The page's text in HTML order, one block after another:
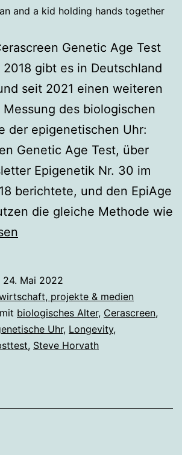
and a kid holding hands together
Genetic Age Test
gibt es in Deutschland
seit 2021 einen weiteren
des biologischen
der epigenetischen Uhr:
Genetic Age Test, über
Epigenetik Nr. 30 im
berichtete, und den EpiAge
die gleiche Methode wie
24. Mai 2022
projekte & medien
biologisches Alter, Cerascreen,
Uhr, Longevity,
, Steve Horvath